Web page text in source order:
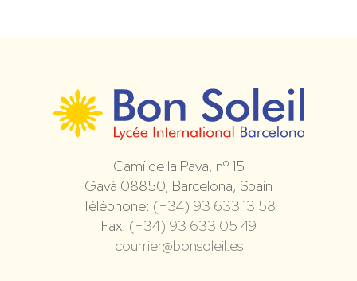
Camí de la Pava, nº 15
Gavà 08850, Barcelona, Spain
Téléphone: (+34) 93 633 13 58
Fax: (+34) 93 633 05 49
courrier@bonsoleil.es